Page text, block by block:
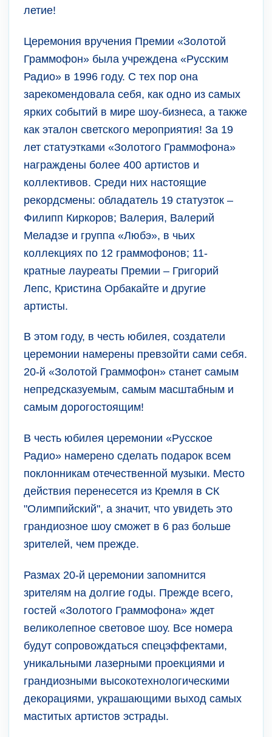
летие!
Церемония вручения Премии «Золотой
Граммофон» была учреждена «Русским
Радио» в 1996 году. С тех пор она
зарекомендовала себя, как одно из самых
ярких событий в мире шоу-бизнеса, а также
как эталон светского мероприятия! За 19
лет статуэтками «Золотого Граммофона»
награждены более 400 артистов и
коллективов. Среди них настоящие
рекордсмены: обладатель 19 статуэток –
Филипп Киркоров; Валерия, Валерий
Меладзе и группа «Любэ», в чьих
коллекциях по 12 граммофонов; 11-
кратные лауреаты Премии – Григорий
Лепс, Кристина Орбакайте и другие
артисты.
В этом году, в честь юбилея, создатели
церемонии намерены превзойти сами себя.
20-й «Золотой Граммофон» станет самым
непредсказуемым, самым масштабным и
самым дорогостоящим!
В честь юбилея церемонии «Русское
Радио» намерено сделать подарок всем
поклонникам отечественной музыки. Место
действия перенесется из Кремля в СК
"Олимпийский", а значит, что увидеть это
грандиозное шоу сможет в 6 раз больше
зрителей, чем прежде.
Размах 20-й церемонии запомнится
зрителям на долгие годы. Прежде всего,
гостей «Золотого Граммофона» ждет
великолепное световое шоу. Все номера
будут сопровождаться спецэффектами,
уникальными лазерными проекциями и
грандиозными высокотехнологическими
декорациями, украшающими выход самых
маститых артистов эстрады.